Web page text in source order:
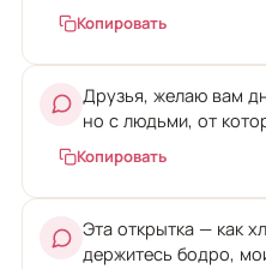
Копировать
Друзья, желаю вам
но с людьми, от
Копировать
Эта открытка — как
держитесь бодро,